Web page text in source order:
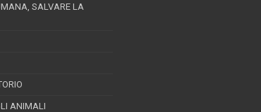
SALVARE LA
ANIMALI